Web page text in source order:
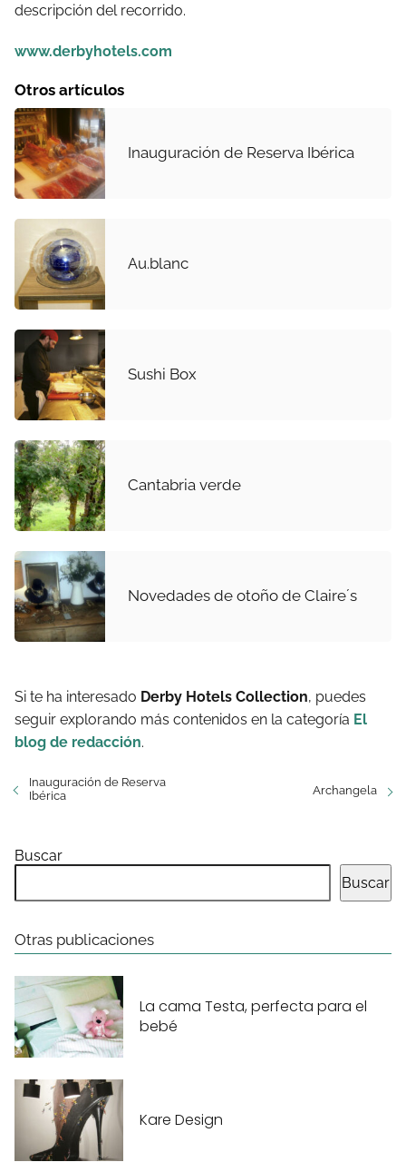
descripción del recorrido.
www.derbyhotels.com
Otros artículos
Inauguración de Reserva Ibérica
Au.blanc
Sushi Box
Cantabria verde
Novedades de otoño de Claire´s
Si te ha interesado Derby Hotels Collection, puedes
seguir explorando más contenidos en la categoría El
blog de redacción.
Inauguración de Reserva
Ibérica
Archangela
Buscar
Buscar
Otras publicaciones
La cama Testa, perfecta para el
bebé
Kare Design